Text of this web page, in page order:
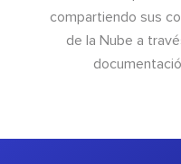
compartiendo sus
de la Nube a